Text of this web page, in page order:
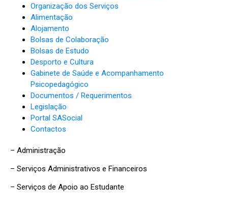
Organização dos Serviços
Alimentação
Alojamento
Bolsas de Colaboração
Bolsas de Estudo
Desporto e Cultura
Gabinete de Saúde e Acompanhamento
Psicopedagógico
Documentos / Requerimentos
Legislação
Portal SASocial
Contactos
– Administração
– Serviços Administrativos e Financeiros
– Serviços de Apoio ao Estudante